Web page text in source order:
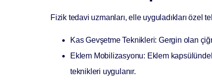
Fizik tedavi uzmanları, elle uyguladıkları özel
Kas Gevşetme Teknikleri: Gergin olan
Eklem Mobilizasyonu: Eklem
teknikleri uygulanır.